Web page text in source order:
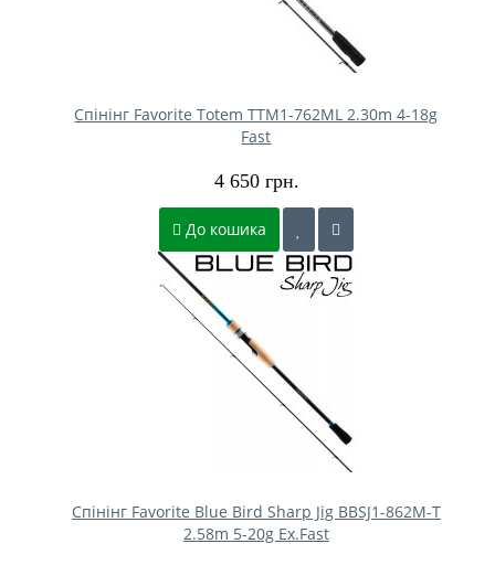
Спінінг Favorite Totem TTM1-762ML 2.30m 4-18g
Fast
4 650 грн.
До кошика
Спінінг Favorite Blue Bird Sharp Jig BBSJ1-862M-T
2.58m 5-20g Ex.Fast